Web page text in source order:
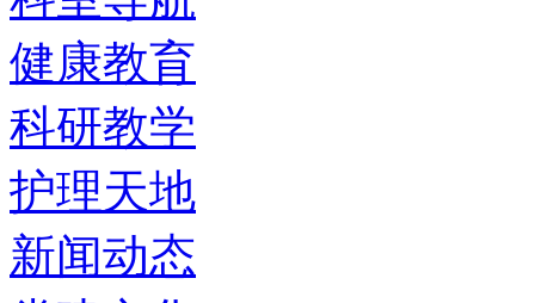
健康教育
科研教学
护理天地
新闻动态